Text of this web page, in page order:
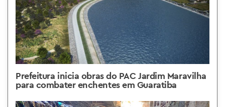
Prefeitura inicia obras do PAC Jardim Maravilha
para combater enchentes em Guaratiba